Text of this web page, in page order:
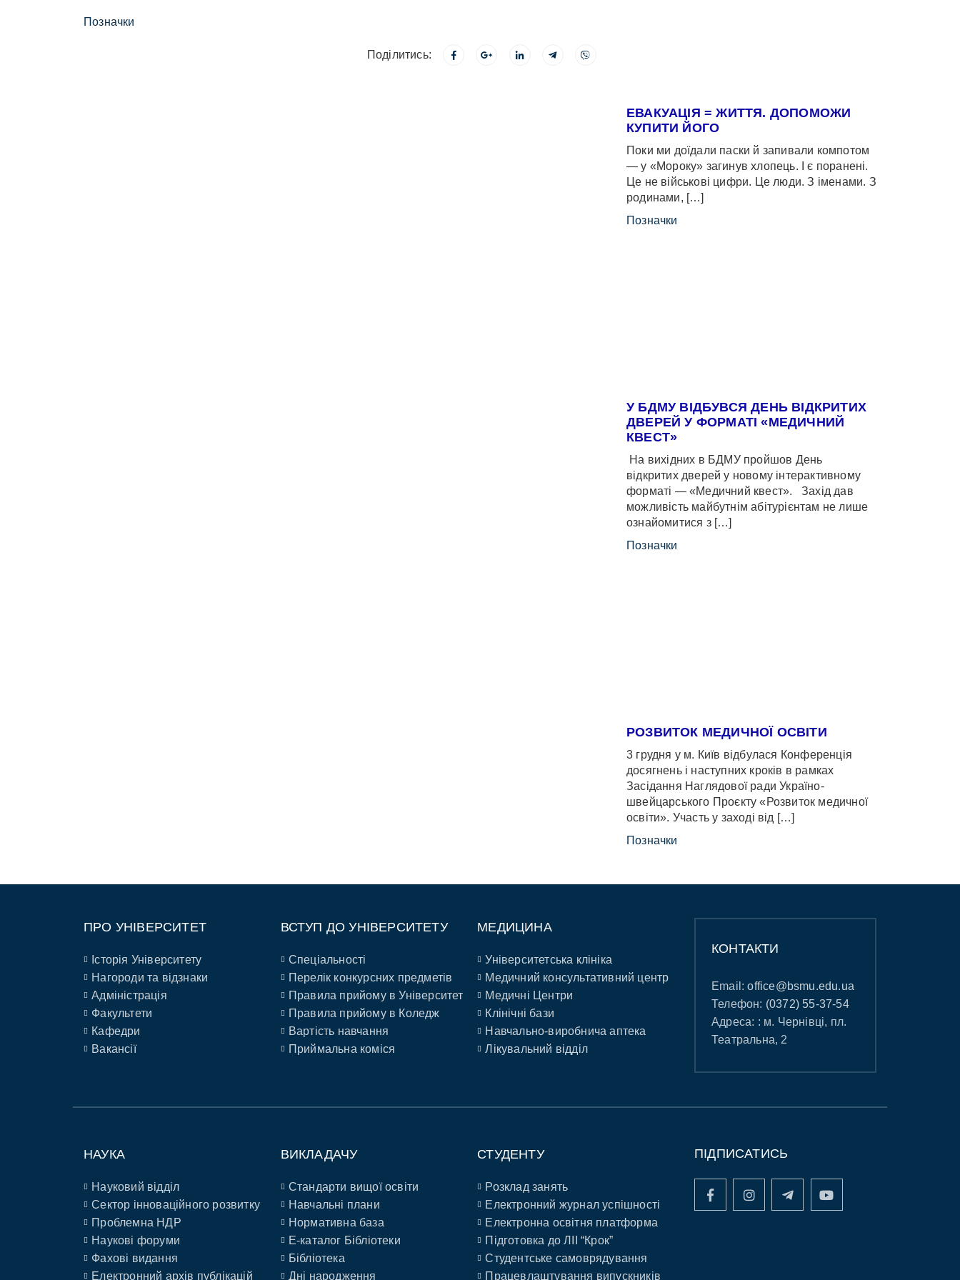
Позначки
Поділитись:
ЕВАКУАЦІЯ = ЖИТТЯ. ДОПОМОЖИ
КУПИТИ ЙОГО
Поки ми доїдали паски й запивали компотом
— у «Мороку» загинув хлопець. І є поранені.
Це не військові цифри. Це люди. З іменами. З
родинами, […]
Позначки
У БДМУ ВІДБУВСЯ ДЕНЬ ВІДКРИТИХ
ДВЕРЕЙ У ФОРМАТІ «МЕДИЧНИЙ
КВЕСТ»
На вихідних в БДМУ пройшов День
відкритих дверей у новому інтерактивному
форматі — «Медичний квест». Захід дав
можливість майбутнім абітурієнтам не лише
ознайомитися з […]
Позначки
РОЗВИТОК МЕДИЧНОЇ ОСВІТИ
3 грудня у м. Київ відбулася Конференція
досягнень і наступних кроків в рамках
Засідання Наглядової ради Україно-
швейцарського Проєкту «Розвиток медичної
освіти». Участь у заході від […]
Позначки
ПРО УНІВЕРСИТЕТ
Історія Університету
Нагороди та відзнаки
Адміністрація
Факультети
Кафедри
Вакансії
ВСТУП ДО УНІВЕРСИТЕТУ
Спеціальності
Перелік конкурсних предметів
Правила прийому в Університет
Правила прийому в Коледж
Вартість навчання
Приймальна коміся
МЕДИЦИНА
Університетська клініка
Медичний консультативний центр
Медичні Центри
Клінічні бази
Навчально-виробнича аптека
Лікувальний відділ
КОНТАКТИ
Email:office@bsmu.edu.ua
Телефон: (0372) 55-37-54
Адреса: : м. Чернівці, пл.
Театральна, 2
НАУКА
Науковий відділ
Сектор інноваційного розвитку
Проблемна НДР
Наукові форуми
Фахові видання
Електронний архів публікацій
ВИКЛАДАЧУ
Стандарти вищої освіти
Навчальні плани
Нормативна база
E-каталог Бібліотеки
Бібліотека
Дні народження
СТУДЕНТУ
Розклад занять
Електронний журнал успішності
Електронна освітня платформа
Підготовка до ЛІІ “Крок”
Студентське самоврядування
Працевлаштування випускників
ПІДПИСАТИСЬ